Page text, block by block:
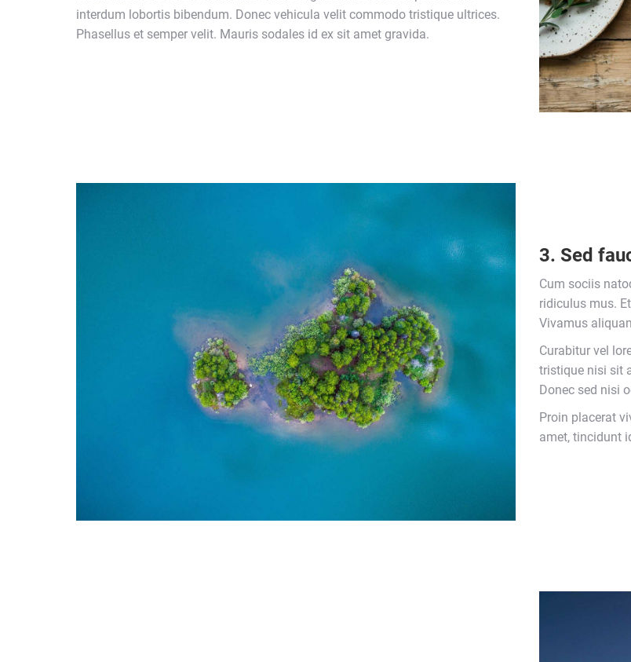
interdum lobortis bibendum. Donec vehicula velit commodo tristique ultrices.
Phasellus et semper velit. Mauris sodales id ex sit amet gravida.
3. Sed
Cum sociis
ridiculus mus.
Vivamus
Curabitur vel
tristique nisi sit
Donec sed nisi
Proin placerat
amet, tincidunt